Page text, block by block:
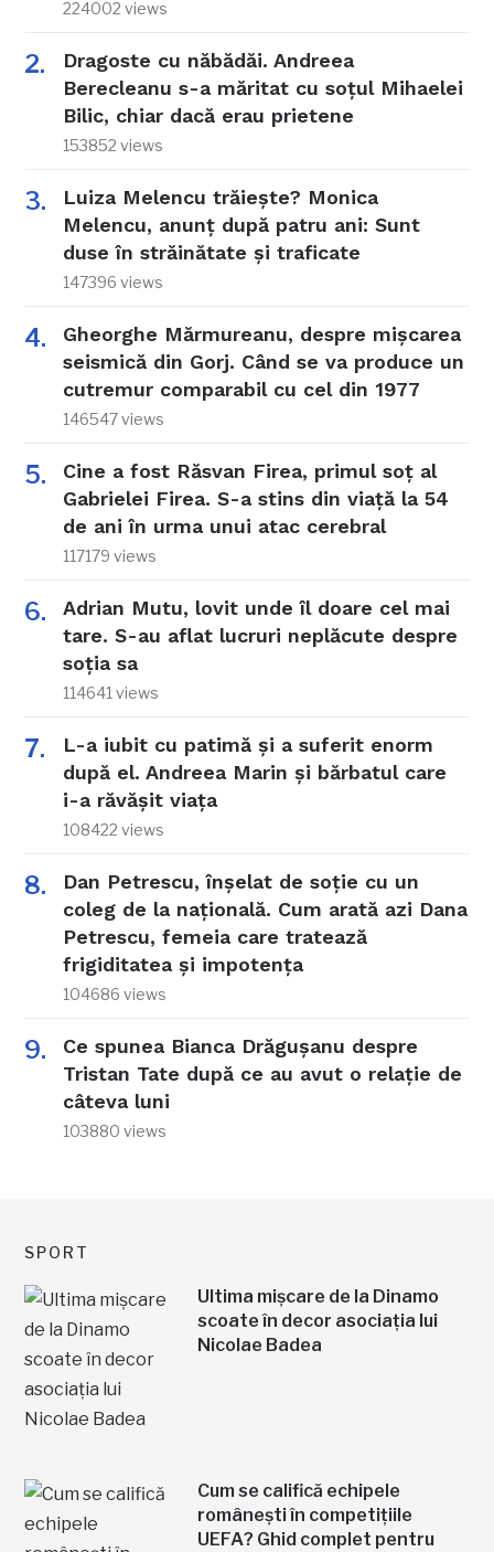
224002 views
Dragoste cu năbădăi. Andreea
Berecleanu s-a măritat cu soțul Mihaelei
Bilic, chiar dacă erau prietene
153852 views
Luiza Melencu trăiește? Monica
Melencu, anunț după patru ani: Sunt
duse în străinătate și traficate
147396 views
Gheorghe Mărmureanu, despre mișcarea
seismică din Gorj. Când se va produce un
cutremur comparabil cu cel din 1977
146547 views
Cine a fost Răsvan Firea, primul soț al
Gabrielei Firea. S-a stins din viață la 54
de ani în urma unui atac cerebral
117179 views
Adrian Mutu, lovit unde îl doare cel mai
tare. S-au aflat lucruri neplăcute despre
soția sa
114641 views
L-a iubit cu patimă și a suferit enorm
după el. Andreea Marin și bărbatul care
i-a răvășit viața
108422 views
Dan Petrescu, înșelat de soție cu un
coleg de la națională. Cum arată azi Dana
Petrescu, femeia care tratează
frigiditatea și impotența
104686 views
Ce spunea Bianca Drăgușanu despre
Tristan Tate după ce au avut o relație de
câteva luni
103880 views
SPORT
Ultima mișcare de la Dinamo
scoate în decor asociația lui
Nicolae Badea
Cum se califică echipele
românești în competițiile
UEFA? Ghid complet pentru